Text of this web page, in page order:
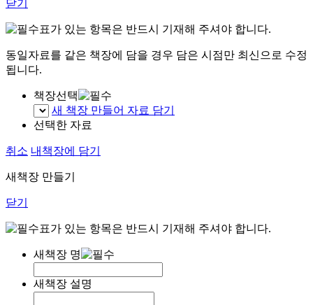
닫기
표가 있는 항목은 반드시 기재해 주셔야 합니다.
동일자료를 같은 책장에 담을 경우 담은 시점만 최신으로 수정
됩니다.
책장선택
새 책장 만들어 자료 담기
선택한 자료
취소 내책장에 담기
새책장 만들기
닫기
표가 있는 항목은 반드시 기재해 주셔야 합니다.
새책장 명
새책장 설명